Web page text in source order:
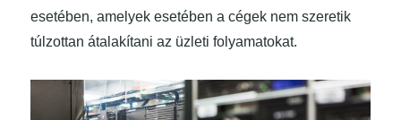
esetében, amelyek esetében a cégek nem szeretik
túlzottan átalakítani az üzleti folyamatokat.